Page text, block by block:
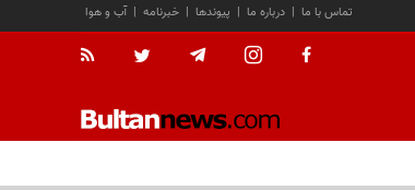
آب و هوا | خبرنامه | پیوندها | درباره ما | تماس با ما